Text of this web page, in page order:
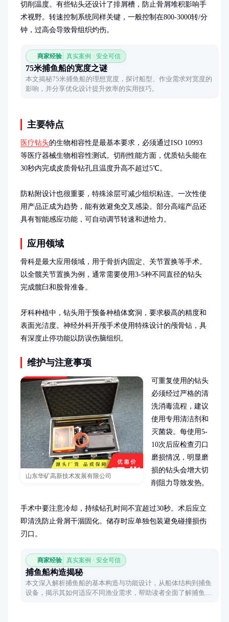
切削温度。有些钻头还设计了排屑槽，防止骨屑堆积影响手
术视野。转速控制系统同样关键，一般控制在800-3000转/分
钟，过高会导致骨组织灼伤。
商家经验 真实案例 · 安全可信
75米捕鱼船的宽度之谜
本文揭秘75米捕鱼船的理想宽度，探讨船型、作业需求对宽度的
影响，并分享优化设计提升效率的实用技巧。
主要特点
医疗钻头的生物相容性是最基本要求，必须通过ISO 10993
等医疗器械生物相容性测试。切削性能方面，优质钻头能在
30秒内完成皮质骨钻孔且温度升高不超过5℃。
防粘附设计也很重要，特殊涂层可减少组织粘连。一次性使
用产品正成为趋势，能有效避免交叉感染。部分高端产品还
具有智能感应功能，可自动调节转速和进给力。
应用领域
骨科是最大应用领域，用于骨折内固定、关节置换等手术。
以全髋关节置换为例，通常需要使用3-5种不同直径的钻头
完成髋臼和股骨准备。
牙科种植中，钻头用于预备种植体窝洞，要求极高的精度和
表面光洁度。神经外科开颅手术使用特殊设计的颅骨钻，具
有深度止停功能以防误伤脑组织。
维护与注意事项
山东华矿高新技术发展有限公司
可重复使用的钻头
必须经过严格的清
洗消毒流程，建议
使用专用清洁剂和
灭菌袋。每使用5-
10次后应检查刃口
磨损情况，明显磨
损的钻头会增大切
削阻力导致发热。
手术中要注意冷却，持续钻孔时间不宜超过30秒。术后应立
即清洗防止骨屑干涸固化。储存时应单独包装避免碰撞损伤
刃口。
商家经验 真实案例 · 安全可信
捕鱼船构造揭秘
本文深入解析捕鱼船的基本构造与功能设计，从船体结构到捕鱼
设备，揭示其如何适应不同渔业需求，帮助读者全面了解捕鱼船